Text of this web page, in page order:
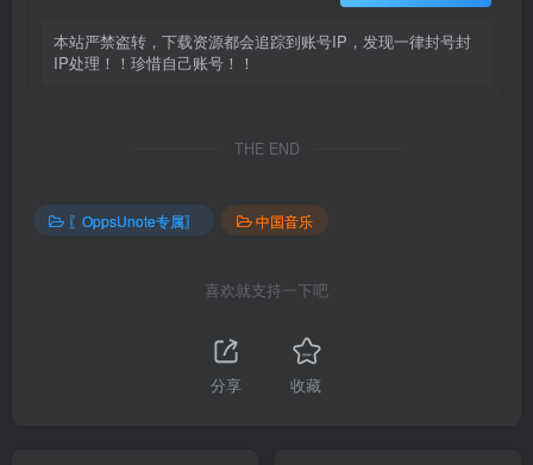
本站严禁盗转，下载资源都会追踪到账号IP，发现一律封号封
IP处理！！珍惜自己账号！！
THE END
〖OppsUnote专属〗 中国音乐
喜欢就支持一下吧
分享 收藏